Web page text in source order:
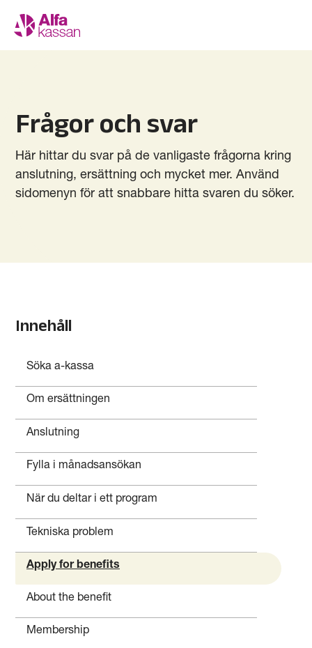
Frågor och svar
Här hittar du svar på de vanligaste frågorna kring
anslutning, ersättning och mycket mer. Använd
sidomenyn för att snabbare hitta svaren du söker.
Innehåll
Söka a-kassa
Om ersättningen
Anslutning
Fylla i månadsansökan
När du deltar i ett program
Tekniska problem
Apply for benefits
About the benefit
Membership